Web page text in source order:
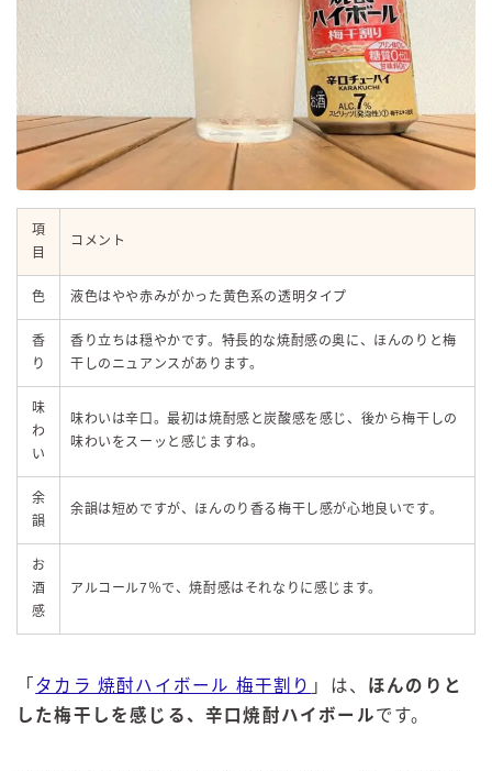
項
目
コメント
色 液色はやや赤みがかった黄色系の透明タイプ
香
り
香り立ちは穏やかです。特長的な焼酎感の奥に、ほんのりと梅
干しのニュアンスがあります。
味
わ
い
味わいは辛口。最初は焼酎感と炭酸感を感じ、後から梅干しの
味わいをスーッと感じますね。
余
韻
余韻は短めですが、ほんのり香る梅干し感が心地良いです。
お
酒
感
アルコール7％で、焼酎感はそれなりに感じます。
「 タカラ 焼酎ハイボール 梅干割り 」は、 ほんのりと
した梅干しを感じる、辛口焼酎ハイボールです。